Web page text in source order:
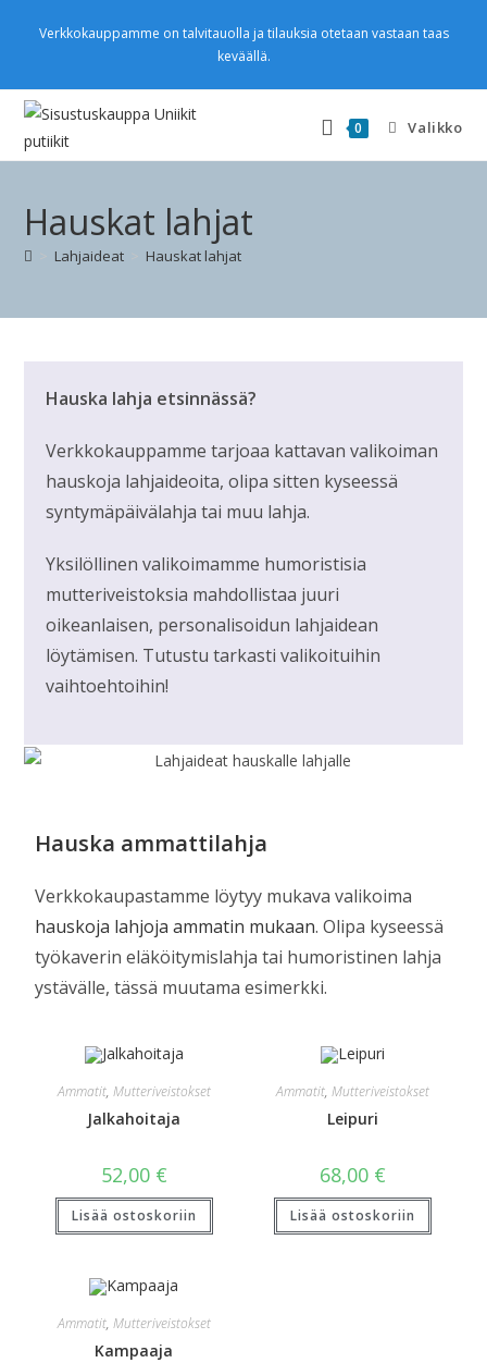
Verkkokauppamme on talvitauolla ja tilauksia otetaan vastaan taas
keväällä.
0 Valikko
Hauskat lahjat
Lahjaideat Hauskat lahjat
Hauska lahja etsinnässä?
Verkkokauppamme tarjoaa kattavan valikoiman
hauskoja lahjaideoita, olipa sitten kyseessä
syntymäpäivälahja tai muu lahja.
Yksilöllinen valikoimamme humoristisia
mutteriveistoksia mahdollistaa juuri
oikeanlaisen, personalisoidun lahjaidean
löytämisen. Tutustu tarkasti valikoituihin
vaihtoehtoihin!
Hauska ammattilahja
Verkkokaupastamme löytyy mukava valikoima
hauskoja lahjoja ammatin mukaan. Olipa kyseessä
työkaverin eläköitymislahja tai humoristinen lahja
ystävälle, tässä muutama esimerkki.
Ammatit, Mutteriveistokset
Jalkahoitaja
52,00 €
Lisää ostoskoriin
Ammatit,Mutteriveistokset
Leipuri
68,00 €
Lisää ostoskoriin
Ammatit, Mutteriveistokset
Kampaaja